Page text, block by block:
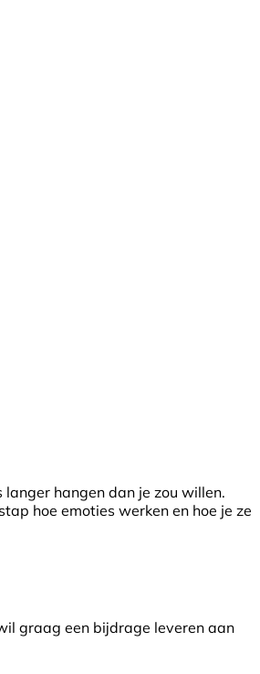
hangen dan je zou willen.
hoe emoties werken en hoe je ze
graag een bijdrage leveren aan